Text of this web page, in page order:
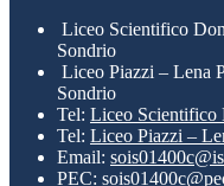
Liceo Scientifico
Sondrio
Liceo Piazzi – Lena
Sondrio
Tel: Liceo Scientifico
Tel: Liceo Piazzi –
Email:
PEC: